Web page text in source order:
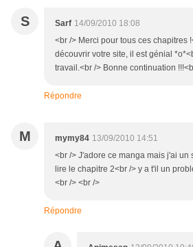
S Sarf 14/09/2010 18:08
<br /> Merci pour tous ces chapitres
découvrir votre site, il est génial
travail.<br /> Bonne continuation
Répondre
M mymy84 13/09/2010 14:51
<br /> J'adore ce manga mais j'ai un
lire le chapitre 2<br /> y a t'il un
<br /> <br />
Répondre